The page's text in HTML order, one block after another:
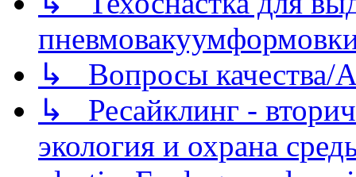
↳ Вопросы качества/
↳ Ресайклинг -
экология и охрана